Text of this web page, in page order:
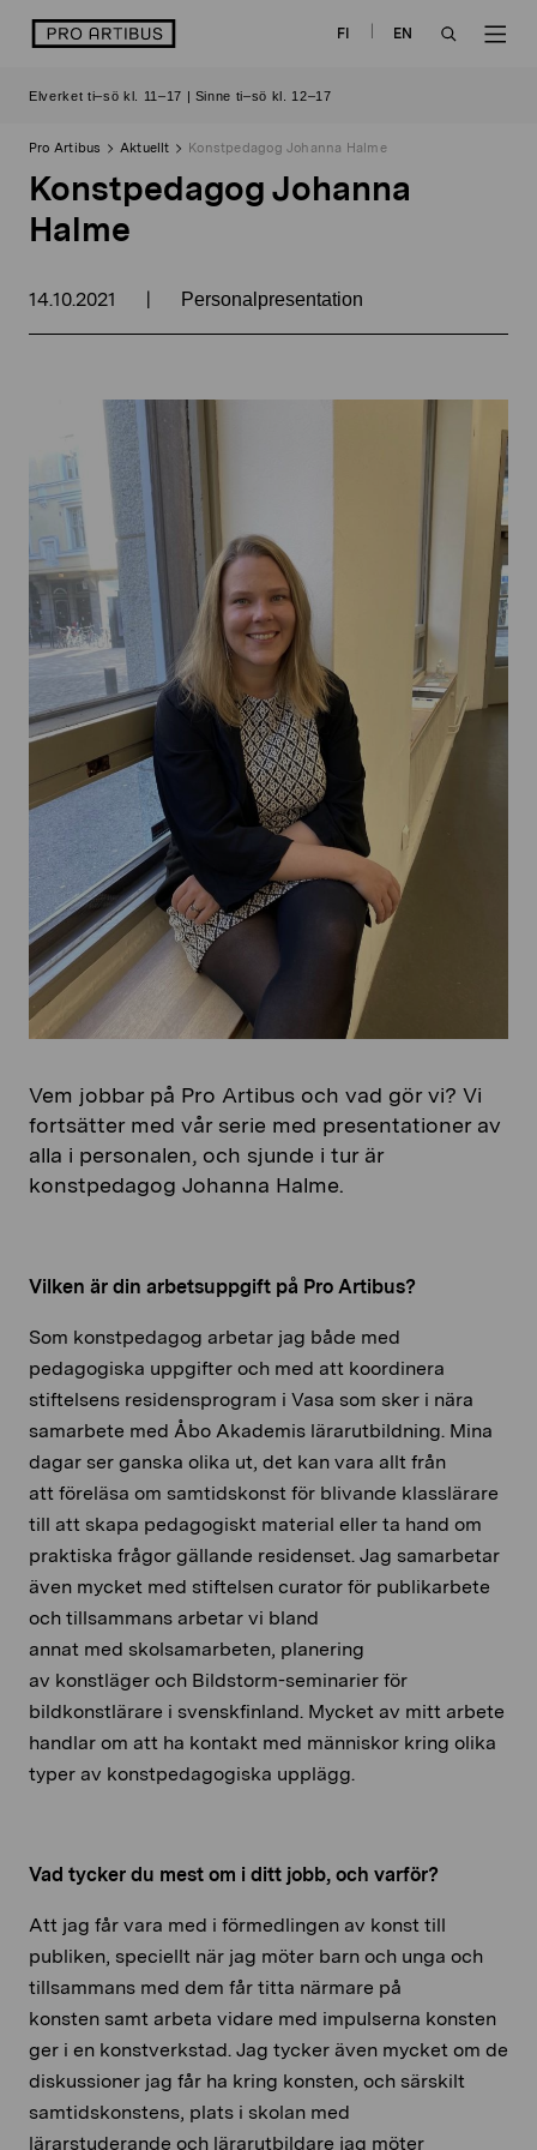
logo FI
EN
Elverket ti–sö kl. 11–17 | Sinne ti–sö kl. 12–17
Pro Artibus Aktuellt Konstpedagog Johanna Halme
Konstpedagog Johanna
Halme
14.10.2021 | Personalpresentation
Vem jobbar på Pro Artibus och vad gör vi? Vi
fortsätter med vår serie med presentationer av
alla i personalen, och sjunde i tur är
konstpedagog Johanna Halme.
Vilken är din arbetsuppgift på Pro Artibus?
Som konstpedagog arbetar jag både med
pedagogiska uppgifter och med att koordinera
stiftelsens residensprogram i Vasa som sker i nära
samarbete med Åbo Akademis lärarutbildning. Mina
dagar ser ganska olika ut, det kan vara allt från
att föreläsa om samtidskonst för blivande klasslärare
till att skapa pedagogiskt material eller ta hand om
praktiska frågor gällande residenset. Jag samarbetar
även mycket med stiftelsen curator för publikarbete
och tillsammans arbetar vi bland
annat med skolsamarbeten, planering
av konstläger och Bildstorm-seminarier för
bildkonstlärare i svenskfinland. Mycket av mitt arbete
handlar om att ha kontakt med människor kring olika
typer av konstpedagogiska upplägg.
Vad tycker du mest om i ditt jobb, och varför?
Att jag får vara med i förmedlingen av konst till
publiken, speciellt när jag möter barn och unga och
tillsammans med dem får titta närmare på
konsten samt arbeta vidare med impulserna konsten
ger i en konstverkstad. Jag tycker även mycket om de
diskussioner jag får ha kring konsten, och särskilt
samtidskonstens, plats i skolan med
lärarstuderande och lärarutbildare jag möter